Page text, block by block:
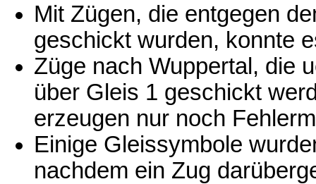
Mit Zügen, die entgegen
geschickt wurden, konnte
Züge nach Wuppertal, die
über Gleis 1 geschickt
erzeugen nur noch
Einige Gleissymbole
nachdem ein Zug